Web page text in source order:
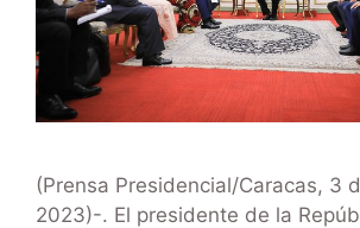
(Prensa Presidencial/Caracas, 3
2023)-. El presidente de la